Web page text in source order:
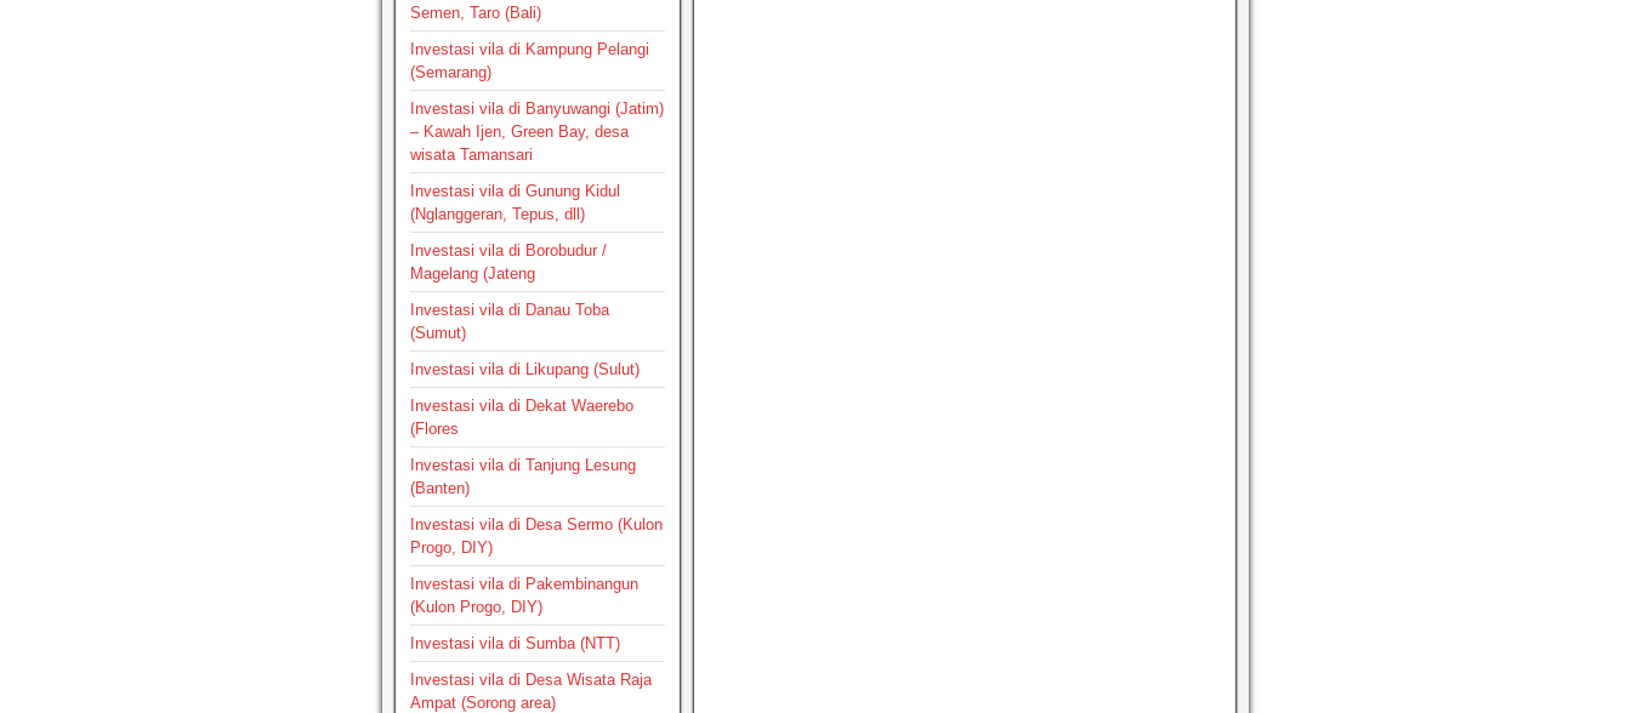
Semen, Taro (Bali)
Investasi vila di Kampung Pelangi
(Semarang)
Investasi vila di Banyuwangi (Jatim)
– Kawah Ijen, Green Bay, desa
wisata Tamansari
Investasi vila di Gunung Kidul
(Nglanggeran, Tepus, dll)
Investasi vila di Borobudur /
Magelang (Jateng
Investasi vila di Danau Toba
(Sumut)
Investasi vila di Likupang (Sulut)
Investasi vila di Dekat Waerebo
(Flores
Investasi vila di Tanjung Lesung
(Banten)
Investasi vila di Desa Sermo (Kulon
Progo, DIY)
Investasi vila di Pakembinangun
(Kulon Progo, DIY)
Investasi vila di Sumba (NTT)
Investasi vila di Desa Wisata Raja
Ampat (Sorong area)